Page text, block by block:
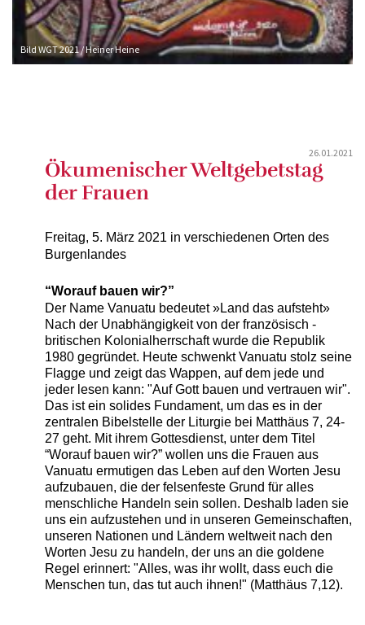
Bild WGT 2021 / Heiner Heine
26.01.2021
Ökumenischer Weltgebetstag
der Frauen
Freitag, 5. März 2021 in verschiedenen Orten des
Burgenlandes
“Worauf bauen wir?”
Der Name Vanuatu bedeutet »Land das aufsteht»
Nach der Unabhängigkeit von der französisch -
britischen Kolonialherrschaft wurde die Republik
1980 gegründet. Heute schwenkt Vanuatu stolz seine
Flagge und zeigt das Wappen, auf dem jede und
jeder lesen kann: "Auf Gott bauen und vertrauen wir".
Das ist ein solides Fundament, um das es in der
zentralen Bibelstelle der Liturgie bei Matthäus 7, 24-
27 geht. Mit ihrem Gottesdienst, unter dem Titel
“Worauf bauen wir?” wollen uns die Frauen aus
Vanuatu ermutigen das Leben auf den Worten Jesu
aufzubauen, die der felsenfeste Grund für alles
menschliche Handeln sein sollen. Deshalb laden sie
uns ein aufzustehen und in unseren Gemeinschaften,
unseren Nationen und Ländern weltweit nach den
Worten Jesu zu handeln, der uns an die goldene
Regel erinnert: "Alles, was ihr wollt, dass euch die
Menschen tun, das tut auch ihnen!" (Matthäus 7,12).